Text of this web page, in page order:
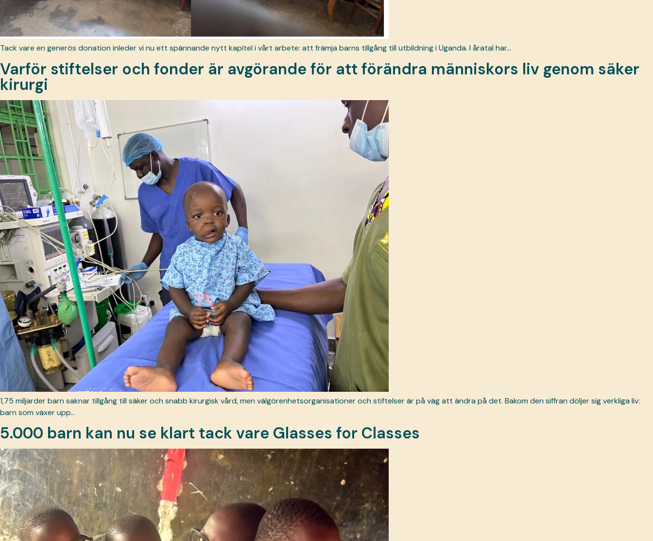
Tack vare en generös donation inleder vi nu ett spännande nytt kapitel i vårt arbete: att främja barns tillgång till utbildning i Uganda. I åratal har…
Varför stiftelser och fonder är avgörande för att förändra människors liv genom säker
kirurgi
1,75 miljarder barn saknar tillgång till säker och snabb kirurgisk vård, men välgörenhetsorganisationer och stiftelser är på väg att ändra på det. Bakom den siffran döljer sig verkliga liv:
barn som växer upp…
5.000 barn kan nu se klart tack vare Glasses for Classes